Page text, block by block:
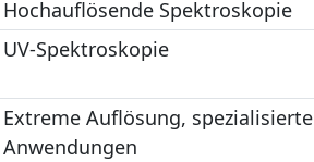
Hochauflösende Spektroskopie
UV-Spektroskopie
Extreme Auflösung, spezialisierte
Anwendungen